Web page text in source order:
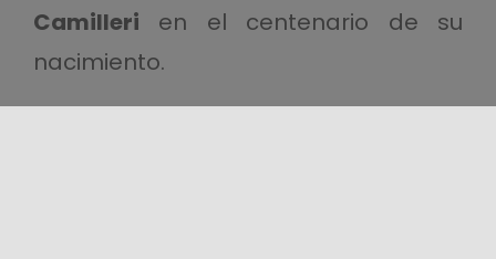
Camilleri en el centenario de su
nacimiento.